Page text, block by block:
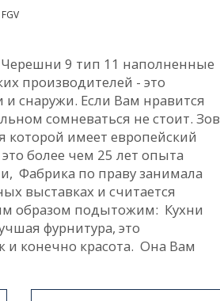
Черешни 9 тип 11 наполненные
производителей - это
снаружи. Если Вам нравится
сомневаться не стоит. Зов
которой имеет европейский
более чем 25 лет опыта
Фабрика по праву занимала
выставках и считается
образом подытожим: Кухни
фурнитура, это
и конечно красота. Она Вам